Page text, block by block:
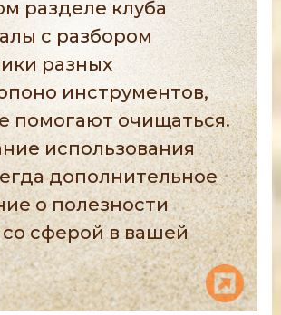
разделе клуба
с разбором
разных
инструментов,
помогают очищаться.
использования
дополнительное
о полезности
сферой в вашей